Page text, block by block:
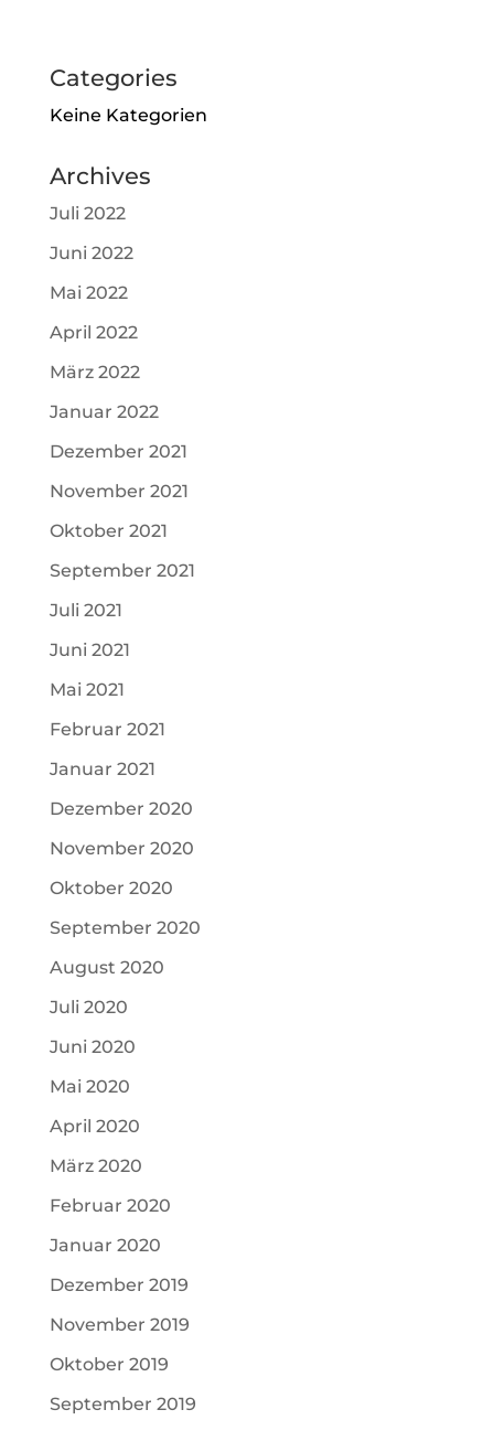
Categories
Keine Kategorien
Archives
Juli 2022
Juni 2022
Mai 2022
April 2022
März 2022
Januar 2022
Dezember 2021
November 2021
Oktober 2021
September 2021
Juli 2021
Juni 2021
Mai 2021
Februar 2021
Januar 2021
Dezember 2020
November 2020
Oktober 2020
September 2020
August 2020
Juli 2020
Juni 2020
Mai 2020
April 2020
März 2020
Februar 2020
Januar 2020
Dezember 2019
November 2019
Oktober 2019
September 2019